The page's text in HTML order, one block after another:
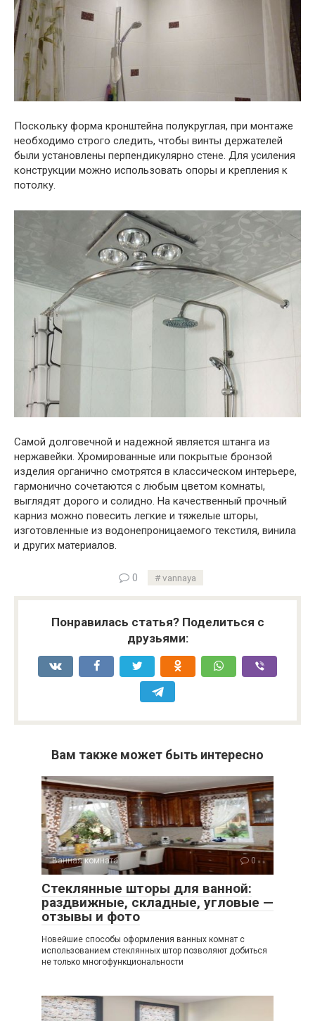
Поскольку форма кронштейна полукруглая, при монтаже
необходимо строго следить, чтобы винты держателей
были установлены перпендикулярно стене. Для усиления
конструкции можно использовать опоры и крепления к
потолку.
Самой долговечной и надежной является штанга из
нержавейки. Хромированные или покрытые бронзой
изделия органично смотрятся в классическом интерьере,
гармонично сочетаются с любым цветом комнаты,
выглядят дорого и солидно. На качественный прочный
карниз можно повесить легкие и тяжелые шторы,
изготовленные из водонепроницаемого текстиля, винила
и других материалов.
0 vannaya
Понравилась статья? Поделиться с
друзьями:
Вам также может быть интересно
Ванная комната 0
Стеклянные шторы для ванной:
раздвижные, складные, угловые —
отзывы и фото
Новейшие способы оформления ванных комнат с
использованием стеклянных штор позволяют добиться
не только многофункциональности